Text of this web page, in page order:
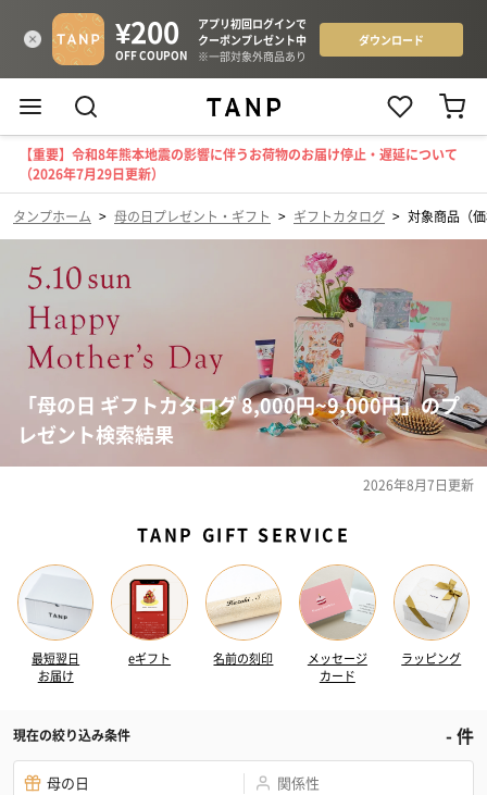
【重要】令和8年熊本地震の影響に伴うお荷物のお届け停止・遅延について
（2026年7月29日更新）
タンプホーム > 母の日プレゼント・ギフト > ギフトカタログ > 対象商品（
「母の日 ギフトカタログ 8,000円~9,000円」のプ
レゼント検索結果
2026年8月7日更新
TANP GIFT SERVICE
最短翌日
お届け
eギフト 名前の刻印
メッセージ
カード
ラッピング
現在の絞り込み条件 -件
母の日 関係性